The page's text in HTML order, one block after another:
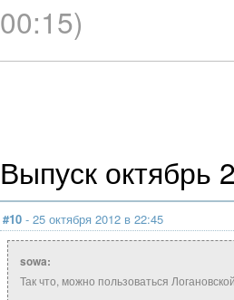
00:15)
Выпуск октябрь
#10 - 25 октября 2012 в 22:45
sowa:
Так что, можно пользоваться